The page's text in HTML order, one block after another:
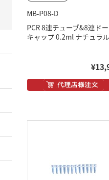
MB-P08-D
PCR 8連チューブ&8連ド
キャップ 0.2ml ナチュラル